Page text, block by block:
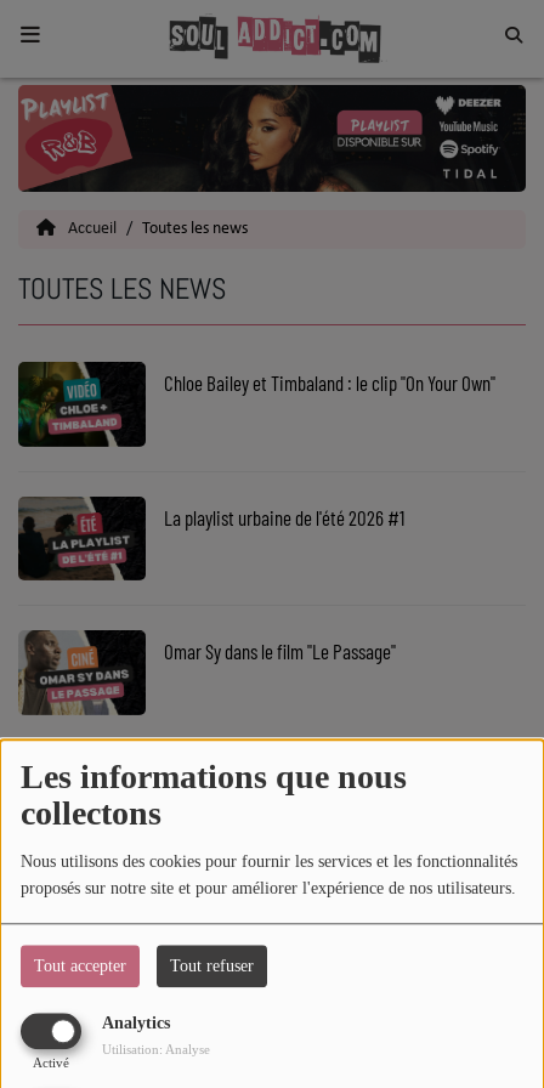
Les informations que nous
collectons
Nous utilisons des cookies pour fournir les services et les fonctionnalités
proposés sur notre site et pour améliorer l'expérience de nos utilisateurs.
Tout accepter Tout refuser
Analytics
Activé
Utilisation: Analyse
Home
Toutes les News
Actu
Interviews
Talents
Top 5
SOUL ADDICT PLAY
Flash News
5 bonnes raisons
Dans la Street
C quoi ton Actu ?
Mic 2 Rue
Première Fois
URBAN CULTURE
Sport
Accueil Toutes les news
TOUTES LES NEWS
Chloe Bailey et Timbaland : le clip "On Your Own"
La playlist urbaine de l'été 2026 #1
Omar Sy dans le film "Le Passage"
Kehlani + Usher sur "Shoulda Never"
L'Asvel officialise l'arrivée d'Armoni Brooks
Billboard RnB Songs (29 juin au 5 juillet 2026)